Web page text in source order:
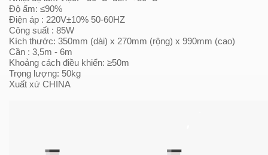
Độ ẩm: ≤90%
Điện áp : 220V±10% 50-60HZ
Công suất : 85W
Kích thước: 350mm (dài) x 270mm (rộng) x 990mm (cao)
Cần : 3,5m - 6m
Khoảng cách điều khiển: ≥50m
Trọng lượng: 50kg
Xuất xứ CHINA